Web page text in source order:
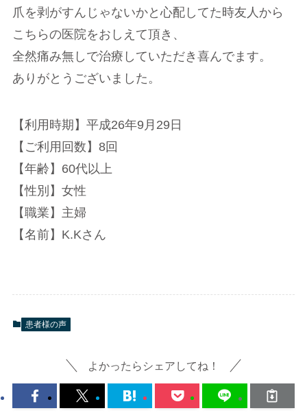
爪を剥がすんじゃないかと心配してた時友人から
こちらの医院をおしえて頂き、
全然痛み無しで治療していただき喜んでます。
ありがとうございました。
【利用時期】平成26年9月29日
【ご利用回数】8回
【年齢】60代以上
【性別】女性
【職業】主婦
【名前】K.Kさん
患者様の声
よかったらシェアしてね！